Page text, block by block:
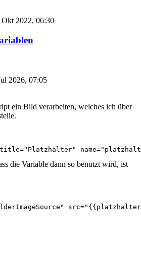
2022, 06:30
2026, 07:05
ein Bild verarbeiten, welches ich über
title="Platzhalter"
die Variable dann so benutzt wird, ist